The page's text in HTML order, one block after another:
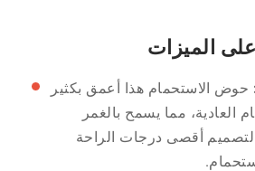
الميزات
حوض الاستحمام هذا أعمق بكثير
العادية، مما يسمح بالغمر
أقصى درجات الراحة